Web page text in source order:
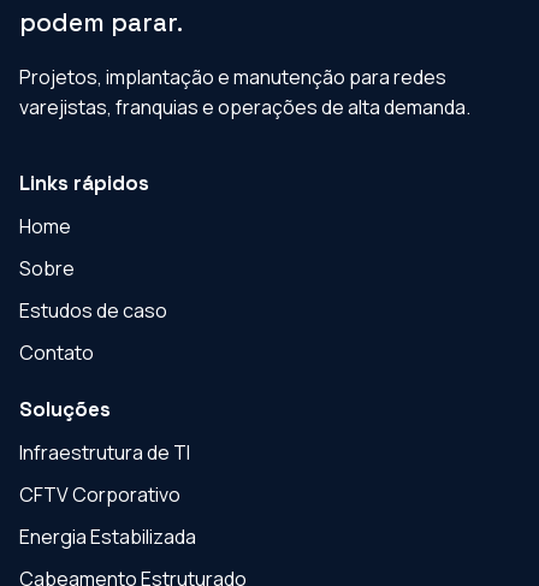
podem parar.
Projetos, implantação e manutenção para redes
varejistas, franquias e operações de alta demanda.
Links rápidos
Home
Sobre
Estudos de caso
Contato
Soluções
Infraestrutura de TI
CFTV Corporativo
Energia Estabilizada
Cabeamento Estruturado